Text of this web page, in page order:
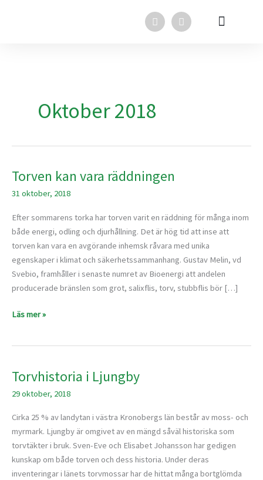
F
a
c
L
i
n
Oktober 2018
Torven kan vara räddningen
31 oktober, 2018
Efter sommarens torka har torven varit en räddning för många inom
både energi, odling och djurhållning. Det är hög tid att inse att
torven kan vara en avgörande inhemsk råvara med unika
egenskaper i klimat och säkerhetssammanhang. Gustav Melin, vd
Svebio, framhåller i senaste numret av Bioenergi att andelen
producerade bränslen som grot, salixflis, torv, stubbflis bör […]
Torven
räddningen
Läs mer »
Torvhistoria i Ljungby
29 oktober, 2018
Cirka 25 % av landytan i västra Kronobergs län består av moss- och
myrmark. Ljungby är omgivet av en mängd såväl historiska som
torvtäkter i bruk. Sven-Eve och Elisabet Johansson har gedigen
kunskap om både torven och dess historia. Under deras
inventeringar i länets torvmossar har de hittat många bortglömda
Torvhistoria